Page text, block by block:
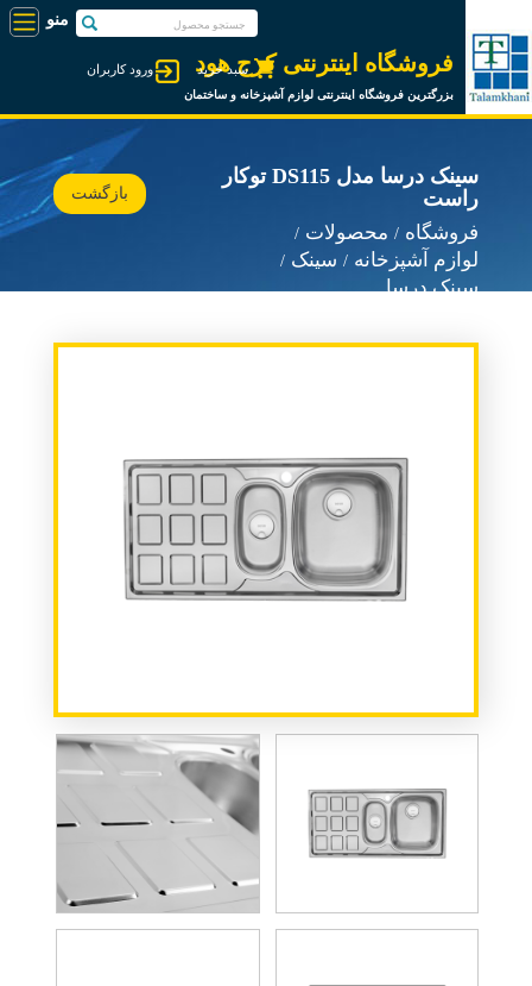
فروشگاه اینترنتی کرج هود
بزرگترین فروشگاه اینترنتی لوازم آشپزخانه و ساختمان
ورود کاربران سبد خرید
سینک درسا مدل DS115 توکار
راست
فروشگاه
محصولات
لوازم آشپزخانه
سینک
سینک درسا
بازگشت